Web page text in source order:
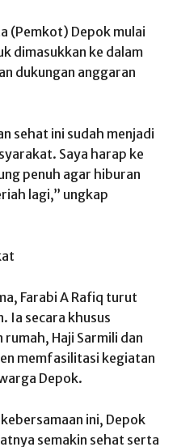
(Pemkot) Depok mulai
dimasukkan ke dalam
dukungan anggaran
sehat ini sudah menjadi
Saya harap ke
penuh agar hiburan
lagi,” ungkap
Farabi A Rafiq turut
Ia secara khusus
Haji Sarmili dan
memfasilitasi kegiatan
Depok.
ini, Depok
semakin sehat serta